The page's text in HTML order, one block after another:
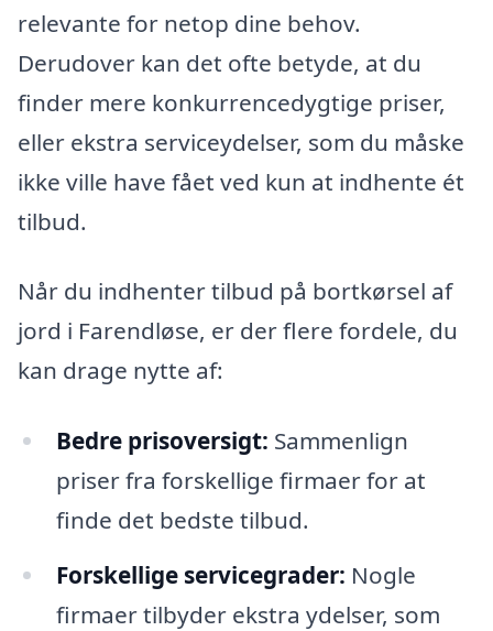
relevante for netop dine behov.
Derudover kan det ofte betyde, at du
finder mere konkurrencedygtige priser,
eller ekstra serviceydelser, som du måske
ikke ville have fået ved kun at indhente ét
tilbud.
Når du indhenter tilbud på bortkørsel af
jord i Farendløse, er der flere fordele, du
kan drage nytte af:
Bedre prisoversigt: Sammenlign
priser fra forskellige firmaer for at
finde det bedste tilbud.
Forskellige servicegrader: Nogle
firmaer tilbyder ekstra ydelser, som